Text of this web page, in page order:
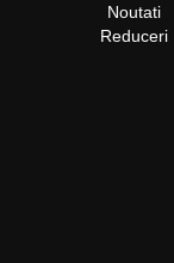
Noutati
Reduceri